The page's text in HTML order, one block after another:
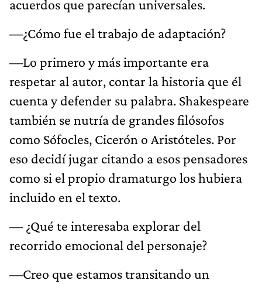
acuerdos que parecían universales.
—¿Cómo fue el trabajo de adaptación?
—Lo primero y más importante era
respetar al autor, contar la historia que él
cuenta y defender su palabra. Shakespeare
también se nutría de grandes filósofos
como Sófocles, Cicerón o Aristóteles. Por
eso decidí jugar citando a esos pensadores
como si el propio dramaturgo los hubiera
incluido en el texto.
— ¿Qué te interesaba explorar del
recorrido emocional del personaje?
—Creo que estamos transitando un